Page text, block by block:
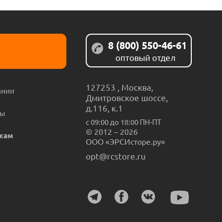
8 (800) 550-46-61
оптовый отдел
127253 Москва
Дмитровское шоссе,
д.116, к.1
с 09:00 до 18:00 ПН-ПТ
© 2012 – 2026
ООО «ЭРСИсторе.ру»
opt@rcstore.ru